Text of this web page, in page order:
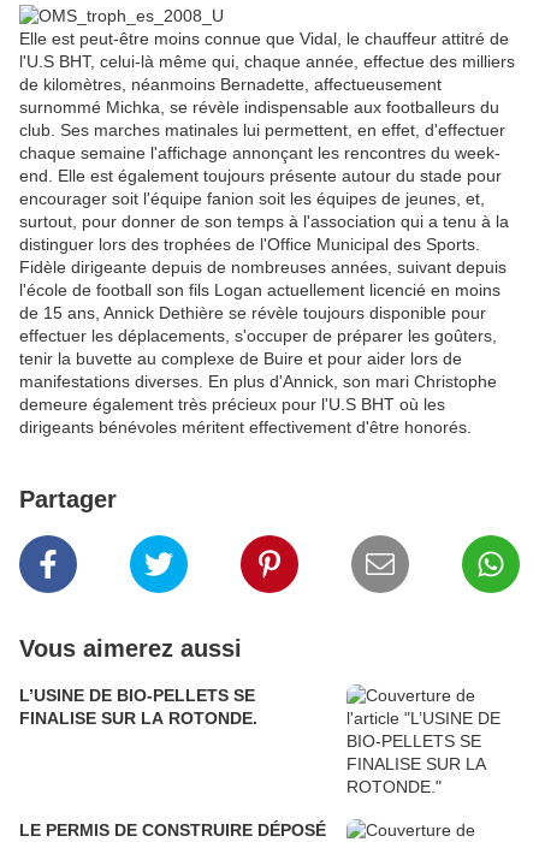
Elle est peut-être moins connue que Vidal, le chauffeur attitré de
l'U.S BHT, celui-là même qui, chaque année, effectue des milliers
de kilomètres, néanmoins Bernadette, affectueusement
surnommé Michka, se révèle indispensable aux footballeurs du
club. Ses marches matinales lui permettent, en effet, d'effectuer
chaque semaine l'affichage annonçant les rencontres du week-
end. Elle est également toujours présente autour du stade pour
encourager soit l'équipe fanion soit les équipes de jeunes, et,
surtout, pour donner de son temps à l'association qui a tenu à la
distinguer lors des trophées de l'Office Municipal des Sports.
Fidèle dirigeante depuis de nombreuses années, suivant depuis
l'école de football son fils Logan actuellement licencié en moins
de 15 ans, Annick Dethière se révèle toujours disponible pour
effectuer les déplacements, s'occuper de préparer les goûters,
tenir la buvette au complexe de Buire et pour aider lors de
manifestations diverses. En plus d'Annick, son mari Christophe
demeure également très précieux pour l'U.S BHT où les
dirigeants bénévoles méritent effectivement d'être honorés.
Partager
Vous aimerez aussi
L’USINE DE BIO-PELLETS SE
FINALISE SUR LA ROTONDE.
LE PERMIS DE CONSTRUIRE DÉPOSÉ